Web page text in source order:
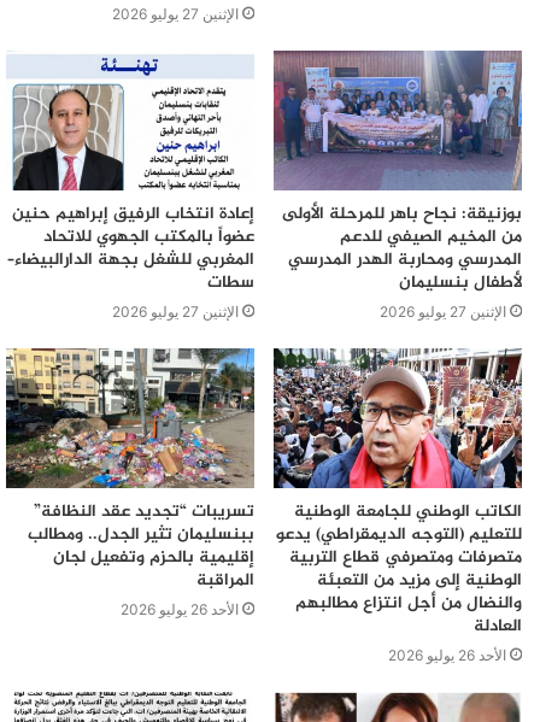
الإثنين 27 يوليو 2026
بوزنيقة: نجاح باهر للمرحلة الأولى
من المخيم الصيفي للدعم
المدرسي ومحاربة الهدر المدرسي
لأطفال بنسليمان
الإثنين 27 يوليو 2026
إعادة انتخاب الرفيق إبراهيم حنين
عضواً بالمكتب الجهوي للاتحاد
المغربي للشغل بجهة الدارالبيضاء–
سطات
الإثنين 27 يوليو 2026
الكاتب الوطني للجامعة الوطنية
للتعليم (التوجه الديمقراطي) يدعو
متصرفات ومتصرفي قطاع التربية
الوطنية إلى مزيد من التعبئة
والنضال من أجل انتزاع مطالبهم
العادلة
الأحد 26 يوليو 2026
تسريبات “تجديد عقد النظافة”
ببنسليمان تثير الجدل.. ومطالب
إقليمية بالحزم وتفعيل لجان
المراقبة
الأحد 26 يوليو 2026